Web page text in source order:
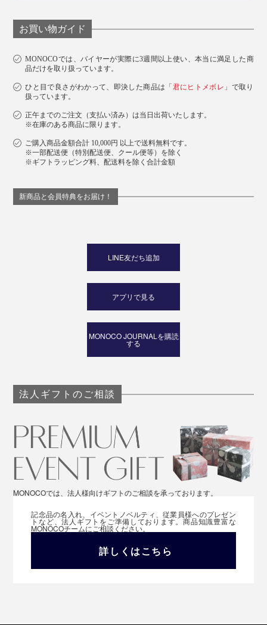
お買い物ガイド
MONOCOでは、バイヤーが実際に3週間以上使い、本当に満足した商
品だけを取り扱っています。
ひと目で良さがわかって、即決した商品は「君にヒトメボレ 」で取り
扱っています。
正午までのご注文（支払い済み）は当日出荷いたします。
※在庫のある商品に限ります。
ご購入商品金額合計 10,000円 以上で送料無料です。
※一部配送便（特別配送便、クール便等）を除く
※ギフトラッピング料、配送料を除く合計金額
新商品と会員特典をお届け！
LINE友だち追加
アプリで見る
MONOCO JOURNALを購読
する
法人ギフトのご相談
MONOCOでは、法人様向けギフトのご相談を承っております。
記念品の名入れ、イベントノベルティ、従業員様へのプレゼン
トなど、法人ギフトをご準備しております。商品知識豊富な
MONOCOチームにご相談ください。
詳しくはこちら